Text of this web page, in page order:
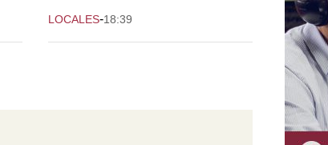
LOCALES-18:39